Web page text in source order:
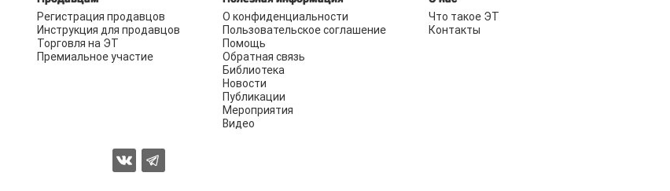
Регистрация продавцов
Инструкция для продавцов
Торговля на ЭТ
Премиальное участие
О конфиденциальности
Пользовательское соглашение
Помощь
Обратная связь
Библиотека
Новости
Публикации
Мероприятия
Видео
Что такое ЭТ
Контакты